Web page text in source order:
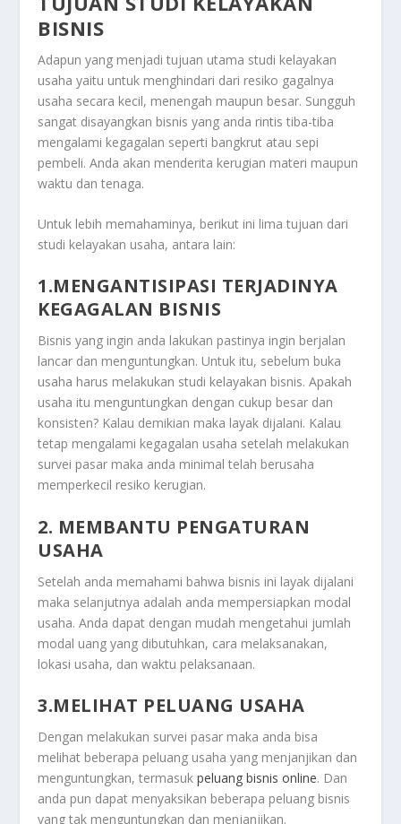
BISNIS
Adapun yang menjadi tujuan utama studi kelayakan
usaha yaitu untuk menghindari dari resiko gagalnya
usaha secara kecil, menengah maupun besar. Sungguh
sangat disayangkan bisnis yang anda rintis tiba-tiba
mengalami kegagalan seperti bangkrut atau sepi
pembeli. Anda akan menderita kerugian materi maupun
waktu dan tenaga.
Untuk lebih memahaminya, berikut ini lima tujuan dari
studi kelayakan usaha, antara lain:
1.MENGANTISIPASI TERJADINYA
KEGAGALAN BISNIS
Bisnis yang ingin anda lakukan pastinya ingin berjalan
lancar dan menguntungkan. Untuk itu, sebelum buka
usaha harus melakukan studi kelayakan bisnis. Apakah
usaha itu menguntungkan dengan cukup besar dan
konsisten? Kalau demikian maka layak dijalani. Kalau
tetap mengalami kegagalan usaha setelah melakukan
survei pasar maka anda minimal telah berusaha
memperkecil resiko kerugian.
2. MEMBANTU PENGATURAN
USAHA
Setelah anda memahami bahwa bisnis ini layak dijalani
maka selanjutnya adalah anda mempersiapkan modal
usaha. Anda dapat dengan mudah mengetahui jumlah
modal uang yang dibutuhkan, cara melaksanakan,
lokasi usaha, dan waktu pelaksanaan.
3.MELIHAT PELUANG USAHA
Dengan melakukan survei pasar maka anda bisa
melihat beberapa peluang usaha yang menjanjikan dan
menguntungkan, termasukpeluang bisnis online. Dan
anda pun dapat menyaksikan beberapa peluang bisnis
yang tak menguntungkan dan menjanjikan.